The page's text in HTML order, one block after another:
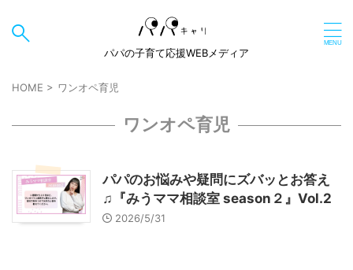
パパの子育て応援WEBメディア
HOME > ワンオペ育児
ワンオペ育児
パパのお悩みや疑問にズバッとお答え
♫『みうママ相談室 season２』Vol.2
2026/5/31